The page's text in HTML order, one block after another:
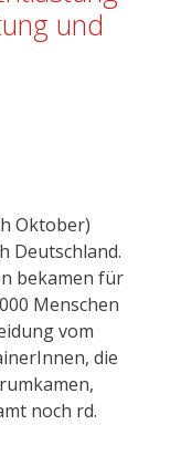
und
Oktober)
Deutschland.
bekamen für
Menschen
vom
die
noch rd.